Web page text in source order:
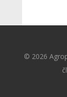
© 2026